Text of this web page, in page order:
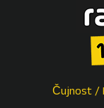
Čujnost /